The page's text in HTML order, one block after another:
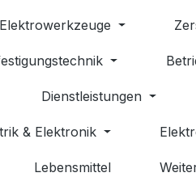
Elektrowerkzeuge
Dienstleistungen
& Elektronik
Lebensmittel